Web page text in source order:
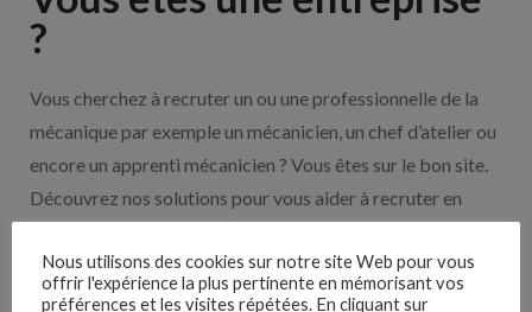
?
Vous cherchez à recruter un ou une professionnelle de la
mécanique par exemple un mécanicien, un chef d’atelier ou
encore un apprenti mécanicien ? Vous êtes sur le bon site.
Découvrez nos solutions pour vous aider à recruter en
Nous utilisons des cookies sur notre site Web pour vous
offrir l'expérience la plus pertinente en mémorisant vos
préférences et les visites répétées. En cliquant sur